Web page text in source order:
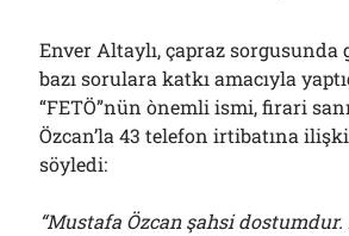
Enver Altaylı, çapraz sorgusunda
bazı sorulara katkı amacıyla
“FETÖ”nün ònemli ismi, firari
Özcan’la 43 telefon irtibatına
söyledi:
“Mustafa Özcan şahsi